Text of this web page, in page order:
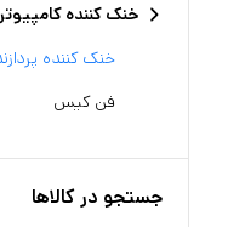
خنک‌ کننده کامپیوتر
خنک کننده
فن کیس
جستجو در کالاها